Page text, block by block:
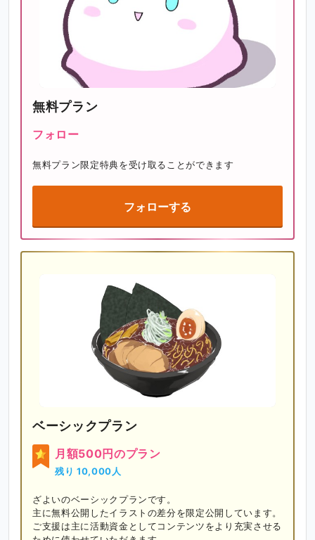
無料プラン
フォロー
無料プラン限定特典を受け取ることができます
フォローする
ベーシックプラン
月額500円のプラン
残り 10,000人
ざよいのベーシックプランです。
主に無料公開したイラストの差分を限定公開しています。
ご支援は主に活動資金としてコンテンツをより充実させる